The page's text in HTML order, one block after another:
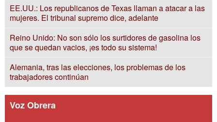
EE.UU.: Los republicanos de Texas llaman a atacar a las
mujeres. El tribunal supremo dice, adelante
Reino Unido: No son sólo los surtidores de gasolina los
que se quedan vacios, ¡es todo su sistema!
Alemania, tras las elecciones, los problemas de los
trabajadores continúan
Voz Obrera